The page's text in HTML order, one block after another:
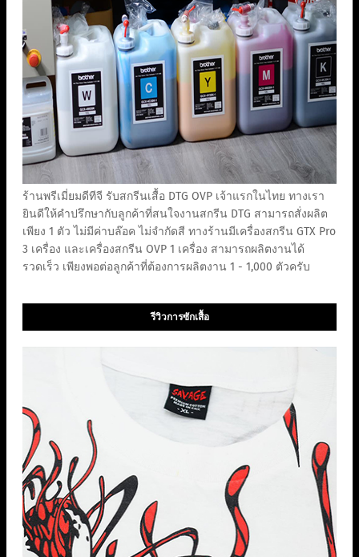
ร้านพรีเมี่ยมดีทีจี รับสกรีนเสื้อ DTG OVP เจ้าแรกในไทย ทางเรา
ยินดีให้คำปรึกษากับลูกค้าที่สนใจงานสกรีน DTG สามารถสั่งผลิต
เพียง 1 ตัว ไม่มีค่าบล๊อค ไม่จำกัดสี ทางร้านมีเครื่องสกรีน GTX Pro
3 เครื่อง และเครื่องสกรีน OVP 1 เครื่อง สามารถผลิตงานได้
รวดเร็ว เพียงพอต่อลูกค้าที่ต้องการผลิตงาน 1 - 1,000 ตัวครับ
รีวิวการซักเสื้อ